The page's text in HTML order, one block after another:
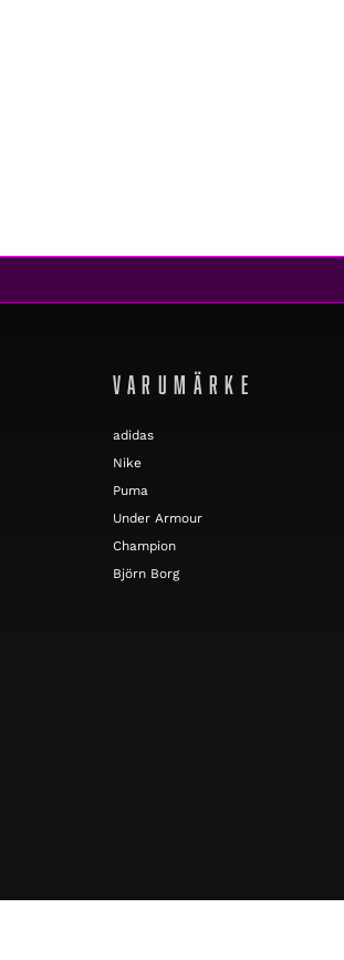
VARUMÄRKE
adidas
Nike
Puma
Under Armour
Champion
Björn Borg